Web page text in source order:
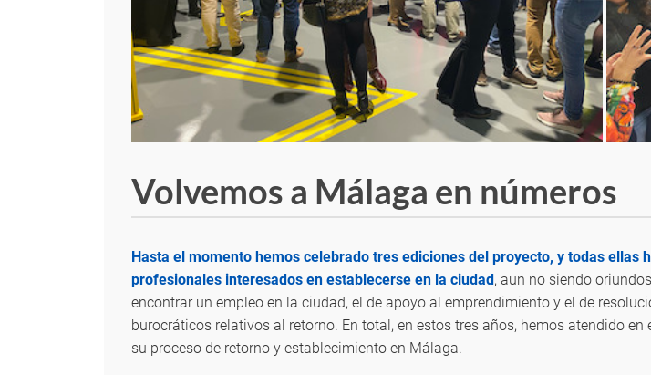
Volvemos a Málaga en números
Hasta el momento hemos celebrado tres ediciones del proyecto, y todas
profesionales interesados en establecerse en la ciudad, aun no siendo
encontrar un empleo en la ciudad, el de apoyo al emprendimiento y el de
burocráticos relativos al retorno. En total, en estos tres años, hemos atendido
su proceso de retorno y establecimiento en Málaga.